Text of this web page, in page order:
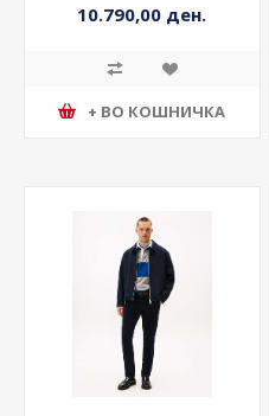
10.790,00 ден.
+ ВО КОШНИЧКА